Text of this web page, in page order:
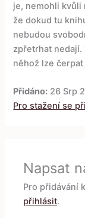
je, nemohli kvůli
že dokud tu
nebudou
zpřetrhat nedají.
něhož lze
Přidáno: 26 Srp
Pro stažení se
Napsat
Pro přidávání
přihlásit.